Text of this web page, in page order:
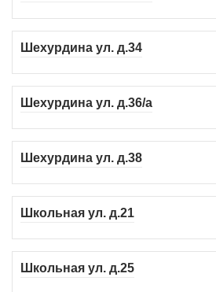
Шехурдина ул. д.34
Шехурдина ул. д.36/а
Шехурдина ул. д.38
Школьная ул. д.21
Школьная ул. д.25